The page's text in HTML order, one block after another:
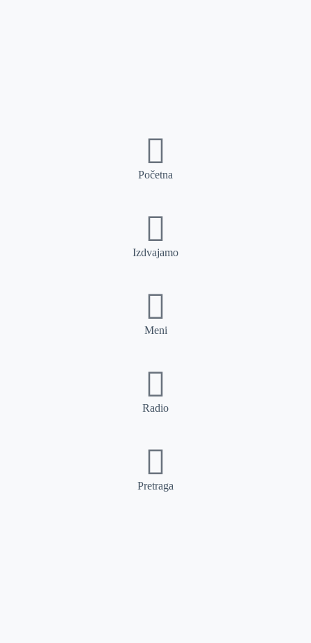
Početna
Izdvajamo
Meni
Radio
Pretraga